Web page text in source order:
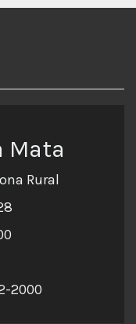
Mata
Rural
2000